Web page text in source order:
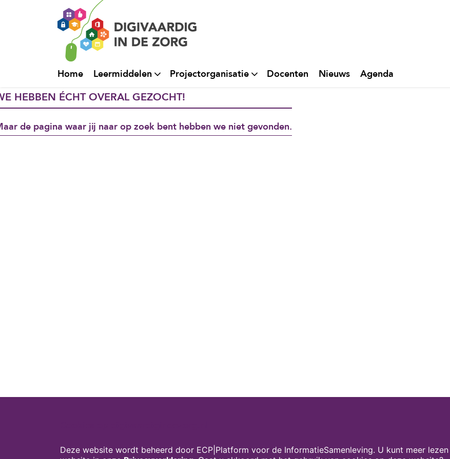
Home Leermiddelen Projectorganisatie Docenten Nieuws Agenda
HEBBEN ÉCHT OVERAL GEZOCHT!
de pagina waar jij naar op zoek bent hebben we niet gevonden.
Deze website wordt beheerd door ECP|Platform voor de InformatieSamenleving. U kunt meer